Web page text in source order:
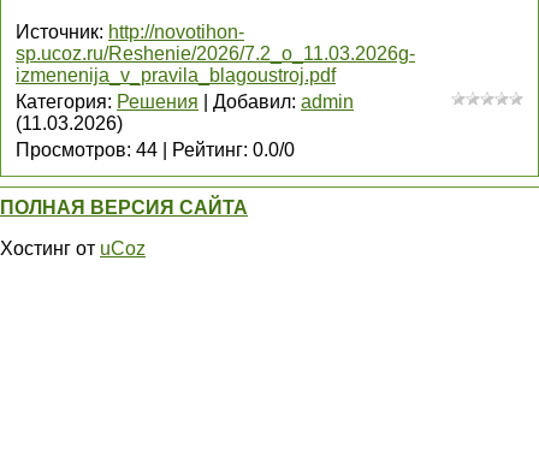
Источник: http://novotihon-
sp.ucoz.ru/Reshenie/2026/7.2_o_11.03.2026g-
izmenenija_v_pravila_blagoustroj.pdf
Категория: Решения Добавил: admin
(11.03.2026)
Просмотров: 44 Рейтинг: 0.0/0
ПОЛНАЯ ВЕРСИЯ САЙТА
Хостинг от uCoz